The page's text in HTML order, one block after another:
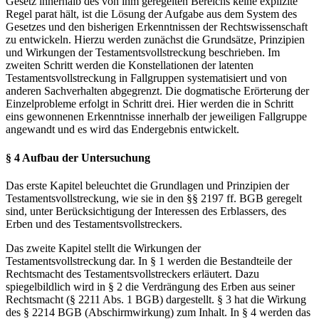
Regel parat hält, ist die Lösung der Aufgabe aus dem System des
Gesetzes und den bisherigen Erkenntnissen der Rechtswissenschaft
zu entwickeln. Hierzu werden zunächst die Grundsätze, Prinzipien
und Wirkungen der Testamentsvollstreckung beschrieben. Im
zweiten Schritt werden die Konstellationen der latenten
Testamentsvollstreckung in Fallgruppen systematisiert und von
anderen Sachverhalten abgegrenzt. Die dogmatische Erörterung der
Einzelprobleme erfolgt in Schritt drei. Hier werden die in Schritt
eins gewonnenen Erkenntnisse innerhalb der jeweiligen Fallgruppe
angewandt und es wird das Endergebnis entwickelt.
§ 4 Aufbau der Untersuchung
Das erste Kapitel beleuchtet die Grundlagen und Prinzipien der
Testamentsvollstreckung, wie sie in den §§ 2197 ff. BGB geregelt
sind, unter Berücksichtigung der Interessen des Erblassers, des
Erben und des Testamentsvollstreckers.
Das zweite Kapitel stellt die Wirkungen der
Testamentsvollstreckung dar. In § 1 werden die Bestandteile der
Rechtsmacht des Testamentsvollstreckers erläutert. Dazu
spiegelbildlich wird in § 2 die Verdrängung des Erben aus seiner
Rechtsmacht (§ 2211 Abs. 1 BGB) dargestellt. § 3 hat die Wirkung
des § 2214 BGB (Abschirmwirkung) zum Inhalt. In § 4 werden das